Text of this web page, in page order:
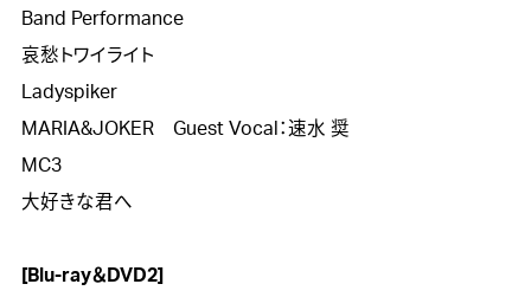
Band Performance
哀愁トワイライト
Ladyspiker
MARIA&JOKER　Guest Vocal：速水 奨
MC3
大好きな君へ
[Blu-ray＆DVD2]